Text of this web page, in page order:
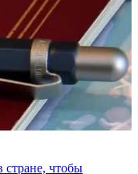
стране, чтобы